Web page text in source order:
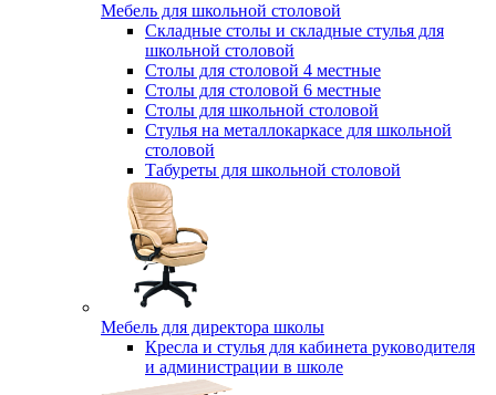
Мебель для школьной столовой
Складные столы и складные стулья для
школьной столовой
Столы для столовой 4 местные
Столы для столовой 6 местные
Столы для школьной столовой
Стулья на металлокаркасе для школьной
столовой
Табуреты для школьной столовой
Мебель для директора школы
Кресла и стулья для кабинета руководителя
и администрации в школе